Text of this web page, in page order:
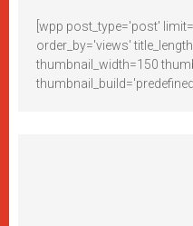
[wpp post_type='post'
order_by='views'
thumbnail_width=150